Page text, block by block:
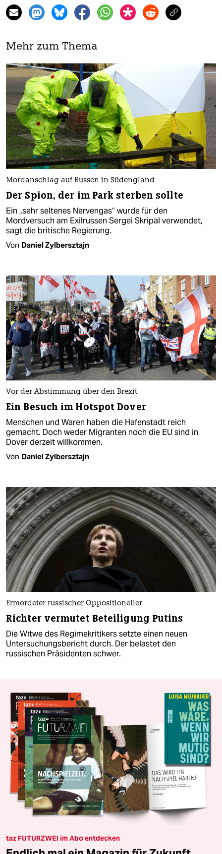
Mehr zum Thema
Mordanschlag auf Russen in Südengland
Der Spion, der im Park sterben sollte
Ein „sehr seltenes Nervengas“ wurde für den
Mordversuch am Exilrussen Sergei Skripal verwendet,
sagt die britische Regierung.
Von Daniel Zylbersztajn
Vor der Abstimmung über den Brexit
Ein Besuch im Hotspot Dover
Menschen und Waren haben die Hafenstadt reich
gemacht. Doch weder Migranten noch die EU sind in
Dover derzeit willkommen.
Von Daniel Zylbersztajn
Ermordeter russischer Oppositioneller
Richter vermutet Beteiligung Putins
Die Witwe des Regimekritikers setzte einen neuen
Untersuchungsbericht durch. Der belastet den
russischen Präsidenten schwer.
taz FUTURZWEI im Abo entdecken